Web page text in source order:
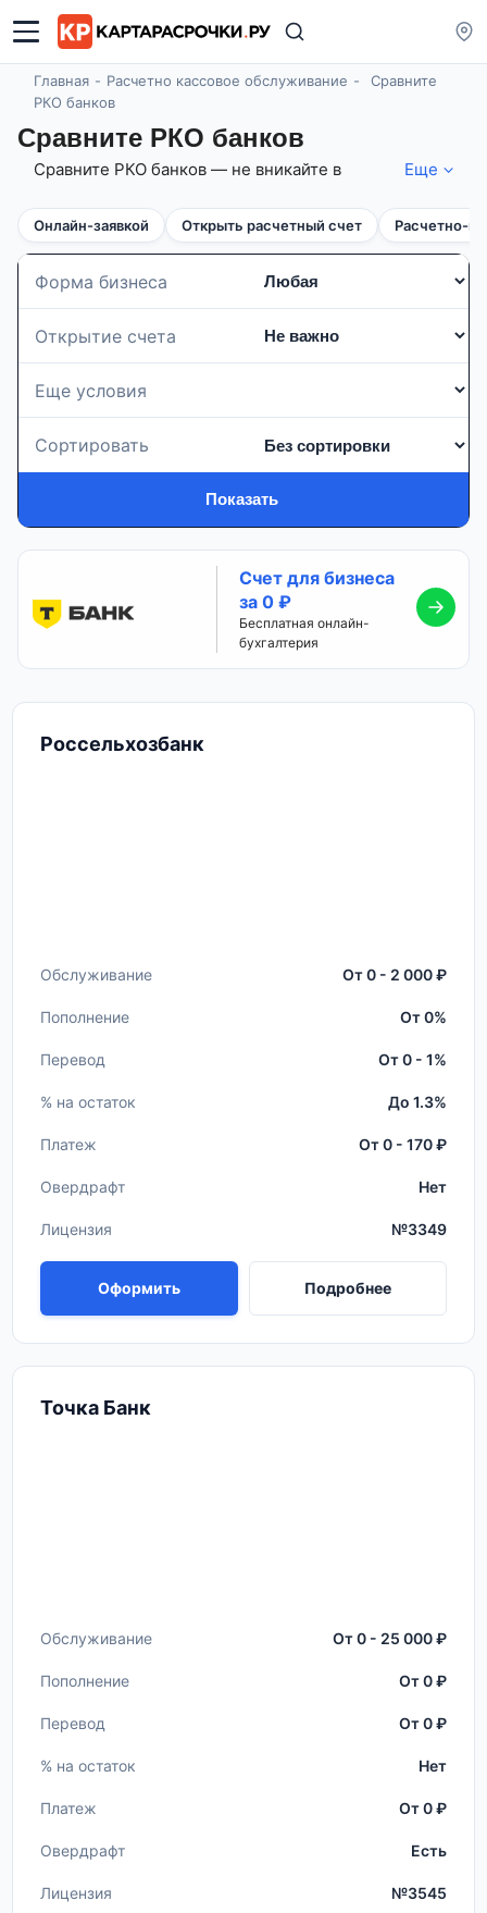
Главная Расчетно кассовое обслуживание
Сравните
РКО банков
Сравните РКО банков
Сравните РКО банков — не вникайте в
кэшбэк за остаток, переводы даром,
эквайринг без комиссий. Выбирайте не банк
— выбирайте выгоду. За 3 минуты. Без
подвоха. На 08.08.2026 широкая линейка
тарифов (от 26 банков), среди которых легко
счета от 0 р., доходность на остаток средств
до 3%!
Еще
Онлайн-заявкой Открыть расчетный счет Расчетно-
Форма бизнеса
Открытие счета
Еще условия
Сортировать
Показать
Счет для бизнеса
за 0 ₽
Бесплатная онлайн-
бухгалтерия
Россельхозбанк
Обслуживание От 0 - 2 000 ₽
Пополнение От 0%
Перевод От 0 - 1%
% на остаток До 1.3%
Платеж От 0 - 170 ₽
Овердрафт Нет
Лицензия №3349
Оформить Подробнее
Точка Банк
Обслуживание От 0 - 25 000 ₽
Пополнение От 0 ₽
Перевод От 0 ₽
% на остаток Нет
Платеж От 0 ₽
Овердрафт Есть
Лицензия №3545